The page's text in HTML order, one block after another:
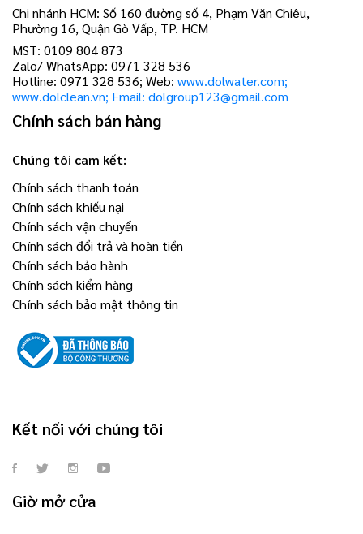
Chi nhánh HCM: Số 160 đường số 4, Phạm Văn Chiêu,
Phường 16, Quận Gò Vấp, TP. HCM
MST: 0109 804 873
Zalo/ WhatsApp: 0971 328 536
Hotline: 0971 328 536; Web: www.dolwater.com;
www.dolclean.vn; Email: dolgroup123@gmail.com
Chính sách bán hàng
Chúng tôi cam kết:
Chính sách thanh toán
Chính sách khiếu nại
Chính sách vận chuyển
Chính sách đổi trả và hoàn tiền
Chính sách bảo hành
Chính sách kiểm hàng
Chính sách bảo mật thông tin
Kết nối với chúng tôi
Giờ mở cửa